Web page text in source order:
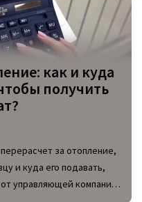
как и куда
получить
за отопление,
и куда его подавать,
управляющей компаний